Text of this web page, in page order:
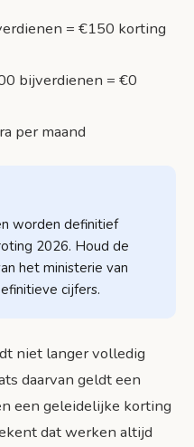
= €150 korting
bijverdienen = €0
per maand
worden definitief
2026. Houd de
het ministerie van
cijfers.
niet langer volledig
daarvan geldt een
een geleidelijke korting
dat werken altijd